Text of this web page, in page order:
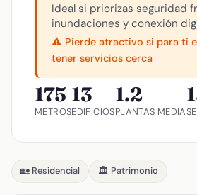
Ideal si priorizas seguridad
inundaciones y conexión
⚠️ Pierde atractivo si para ti
tener servicios cerca
175
METROS
13
EDIFICIOS
1.2
PLANTAS MEDIA
🏡 Residencial 🏛️ Patrimonio